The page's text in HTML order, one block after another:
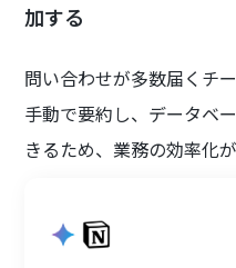
加する
問い合わせが多数届くチ
手動で要約し、データベ
きるため、業務の効率化